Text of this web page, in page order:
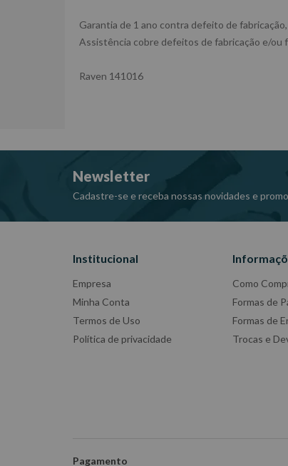
Garantia de 1 ano contra defeito de
Assistência cobre defeitos de fabricação e/ou
Raven 141016
Newsletter
Cadastre-se e receba nossas novidades e
Institucional
Empresa
Minha Conta
Termos de Uso
Política de privacidade
Como
Formas de
Formas de
Trocas e
Pagamento